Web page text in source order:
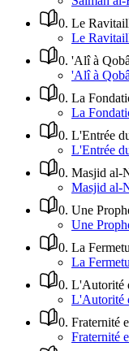
0. Le
Le
0. 'Alî à Qobâ
'Alî à Qobâ
0. La
La
0. L'Entrée
L'Entrée
0. Masjid al-
Masjid al-
0. Une
Une
0. La
La
0. L'Autorité
L'Autorité
0. Fraternité
Fraternité